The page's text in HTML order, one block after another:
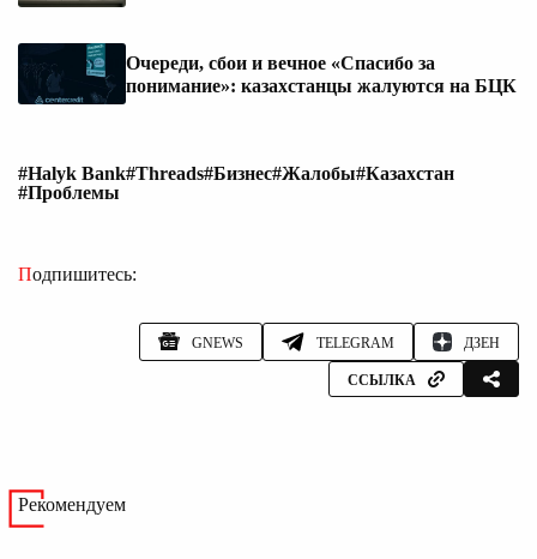
Очереди, сбои и вечное «Спасибо за
понимание»: казахстанцы жалуются на БЦК
#Halyk Bank#Threads#Бизнес#Жалобы#Казахстан
#Проблемы
Подпишитесь:
GNEWS TELEGRAM ДЗЕН
ССЫЛКА
Рекомендуем